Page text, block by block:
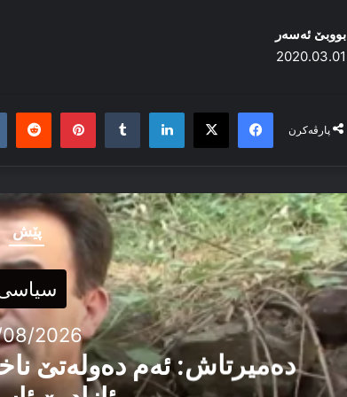
بووبێ ئه‌سه‌ر
2020.03.01
پارڤەکرن
Facebook
X
LinkedIn
Tumblr
پێش
2026
دەمیرتاش: ئەم دەولەتێ